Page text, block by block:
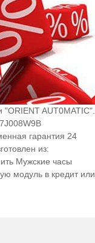
AUT0MATIC".
гарантия 24
из:
Мужские часы
модуль в кредит или